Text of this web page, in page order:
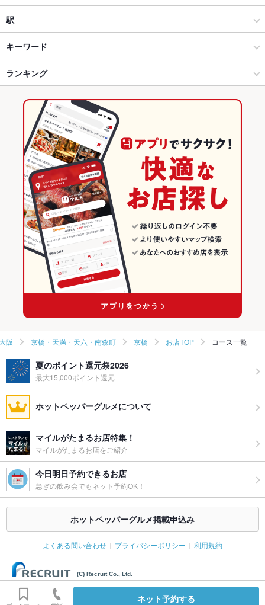
イタリアン
京橋・天満・天六・南森町 × イタリアン・フレンチ
京橋・天満・天六・南森町 × イタリアン
京橋駅 × イタリアン・フレンチ
京橋駅 × イタリアン
居酒屋
洋・和洋・各国料理・その他
京橋・天満・天六・南森町 × 居酒屋
京橋・天満・天六・南森町 × 洋・和洋・各国料理・その他
京橋駅 × 居酒屋
京橋駅 × 洋・和洋・各国料理・その他
京橋
京橋 × イタリアン・フレンチ
京橋 × イタリアン
京橋 × 居酒屋
京橋 × 洋・和洋・各国料理・その他
大阪 × イタリアン・フレンチ
大阪 × イタリアン
大阪 × 居酒屋
大阪 × 洋・和洋・各国料理・その他
駅
京橋駅
キーワード
エビ料理
ジェノベーゼ ボロネーゼ ピザ
デザート チーズフォンデュ アヒージョ
チーズケーキ
ランキング
大阪のグルメランキング
大阪のイタリアン・フレンチランキング
大阪のイタリアンランキング
京橋・天満・天六・南森町のグルメランキング
京橋・天満・天六・南森町のイタリアン・フレンチランキング
京橋・天満・天六・南森町のイタリアンランキング
京橋のグルメランキング
京橋のイタリアン・フレンチランキング
京橋のイタリアンランキング
阪 京橋・天満・天六・南森町 京橋 お店TOP コース一覧
夏のポイント還元祭2026
最大15,000ポイント還元
ホットペッパーグルメについて
マイルがたまるお店特集！
マイルがたまるお店をご紹介
今日明日予約できるお店
急ぎの飲み会でもネット予約OK！
ホットペッパーグルメ掲載申込み
よくある問い合わせ プライバシーポリシー 利用規約
(C) Recruit Co., Ltd.
ネット予約する